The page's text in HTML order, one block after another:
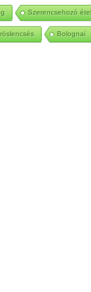
Szerencsehozó
Bolognai